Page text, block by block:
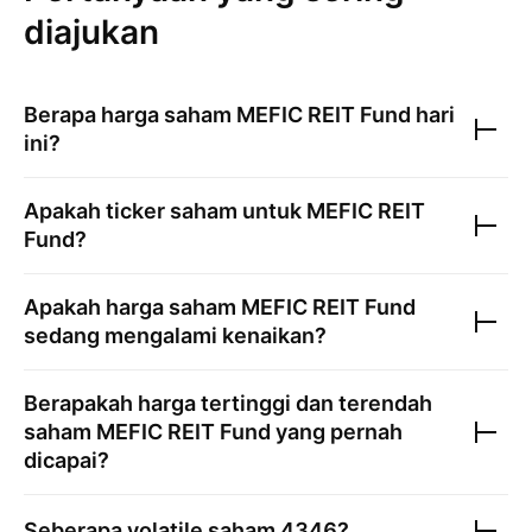
diajukan
Berapa harga saham MEFIC REIT Fund hari
ini?
Apakah ticker saham untuk MEFIC REIT
Fund?
Apakah harga saham MEFIC REIT Fund
sedang mengalami kenaikan?
Berapakah harga tertinggi dan terendah
saham MEFIC REIT Fund yang pernah
dicapai?